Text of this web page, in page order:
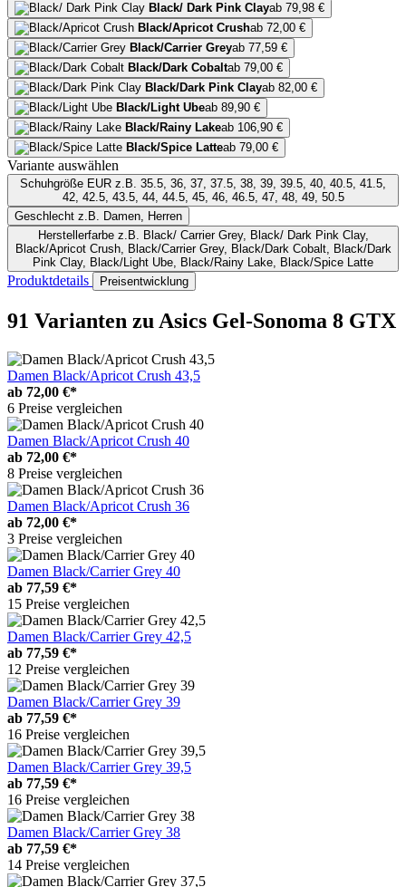
Black/ Dark Pink Clayab 79,98 €
Black/Apricot Crushab 72,00 €
Black/Carrier Greyab 77,59 €
Black/Dark Cobaltab 79,00 €
Black/Dark Pink Clayab 82,00 €
Black/Light Ubeab 89,90 €
Black/Rainy Lakeab 106,90 €
Black/Spice Latteab 79,00 €
Variante auswählen
Schuhgröße EUR
42, 42.5, 43.5, 44, 44.5, 45, 46, 46.5, 47, 48, 49, 50.5
Geschlecht z.B. Damen, Herren
Herstellerfarbez.B. Black/ Carrier Grey, Black/ Dark Pink Clay,
Black/Apricot Crush, Black/Carrier Grey, Black/Dark Cobalt, Black/Dark
Pink Clay, Black/Light Ube, Black/Rainy Lake, Black/Spice Latte
Produktdetails Preisentwicklung
91 Varianten zu Asics Gel-Sonoma 8 GTX
Damen Black/Apricot Crush 43,5
ab 72,00 €*
6 Preise vergleichen
Damen Black/Apricot Crush 40
ab 72,00 €*
8 Preise vergleichen
Damen Black/Apricot Crush 36
ab 72,00 €*
3 Preise vergleichen
Damen Black/Carrier Grey 40
ab 77,59 €*
15 Preise vergleichen
Damen Black/Carrier Grey 42,5
ab 77,59 €*
12 Preise vergleichen
Damen Black/Carrier Grey 39
ab 77,59 €*
16 Preise vergleichen
Damen Black/Carrier Grey 39,5
ab 77,59 €*
16 Preise vergleichen
Damen Black/Carrier Grey 38
ab 77,59 €*
14 Preise vergleichen